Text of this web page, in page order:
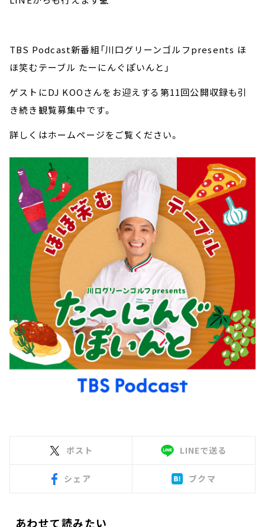
TBS Podcast新番組「川口グリーンゴルフpresents ほ
ほ笑むテーブル たーにんぐぽいんと」
ゲストにDJ KOOさんをお迎えする第11回公開収録も引
き続き観覧募集中です。
詳しくはホームページをご覧ください。
ポスト LINEで送る
シェア ブクマ
あわせて読みたい